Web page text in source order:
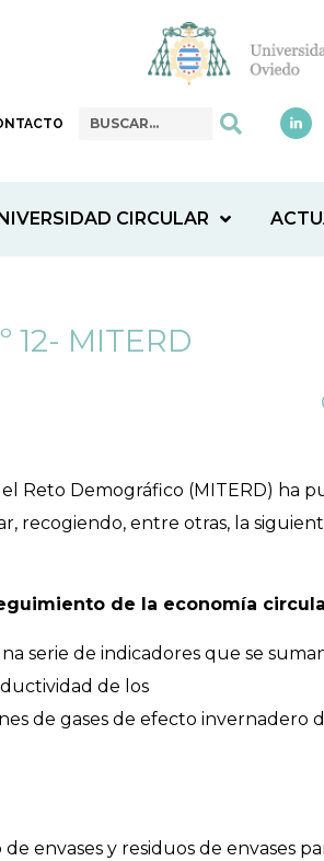
CIRCULAR
MITERD
Reto Demográfico (MITERD) ha
recogiendo, entre otras, la
de la economía
serie de indicadores que se
de los
de gases de efecto invernadero
envases y residuos de envases